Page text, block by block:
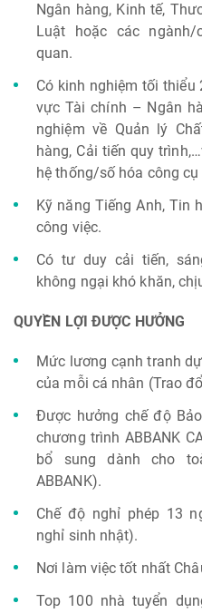
Ngân hàng, Kinh tế,
Luật hoặc các ngành/
quan.
Có kinh nghiệm tối
vực Tài chính – Ngân
nghiệm về Quản lý
hàng, Cải tiến quy
hệ thống/số hóa công
Kỹ năng Tiếng Anh, Tin
công việc.
Có tư duy cải tiến,
không ngại khó khăn,
QUYỀN LỢI ĐƯỢC HƯỞNG
Mức lương cạnh tranh
của mỗi cá nhân (Trao
Được hưởng chế độ
chương trình ABBANK
bổ sung dành cho
ABBANK).
Chế độ nghỉ phép 13
nghỉ sinh nhật).
Nơi làm việc tốt nhất
Top 100 nhà tuyển